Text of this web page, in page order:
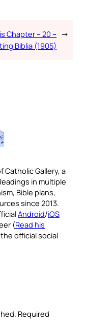
Chapter – 20 –
Biblia (1905)
→
Gallery, a
in multiple
Bible plans,
since 2013.
Android/iOS
(Read his
official social
Required